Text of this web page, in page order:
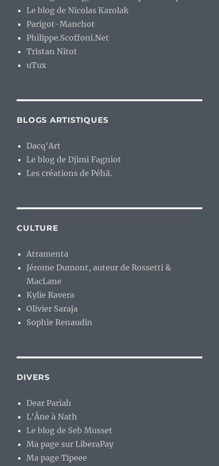
Le blog de Nicolas Karolak
Parigot-Manchot
Philippe.Scoffoni.Net
Tristan Nitot
uTux
BLOGS ARTISTIQUES
Dacq'Art
Le blog de Djimi Fagniot
Les créations de Péhä.
CULTURE
Atramenta
Jérome Dumont, auteur de Rossetti &
MacLane
Kylie Ravera
Olivier Saraja
Sophie Renaudin
DIVERS
Dear Pariah
L'Âne à Nath
Le blog de Seb Musset
Ma page sur LiberaPay
Ma page Tipeee